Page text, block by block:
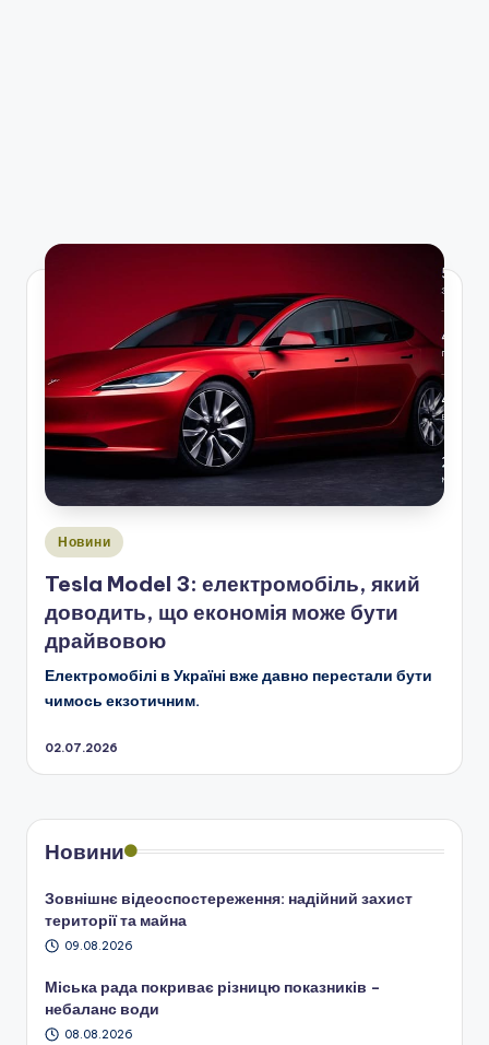
Опубліковано
Новини
Tesla Model 3: електромобіль, який
доводить, що економія може бути
драйвовою
Електромобілі в Україні вже давно перестали бути
чимось екзотичним.
02.07.2026
Новини
Зовнішнє відеоспостереження: надійний захист
території та майна
09.08.2026
Міська рада покриває різницю показників –
небаланс води
08.08.2026